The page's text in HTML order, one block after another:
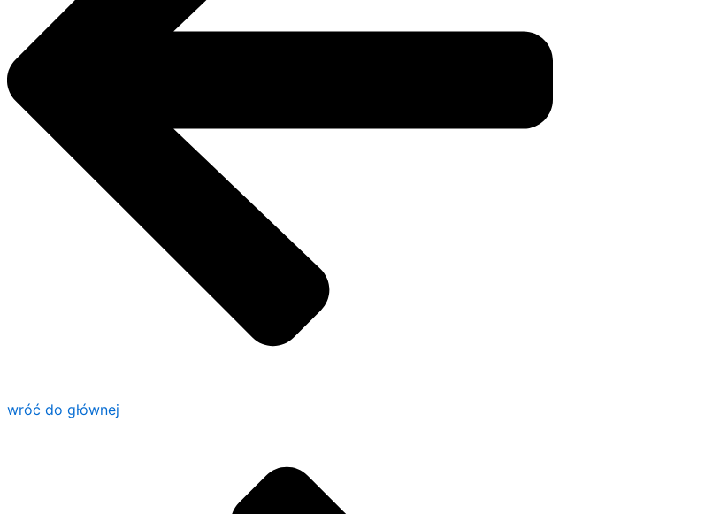
wróć do głównej